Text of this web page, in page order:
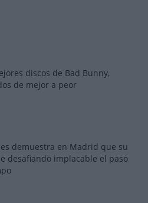
discos de Bad Bunny,
de mejor a peor
demuestra en Madrid que su
desafiando implacable el paso